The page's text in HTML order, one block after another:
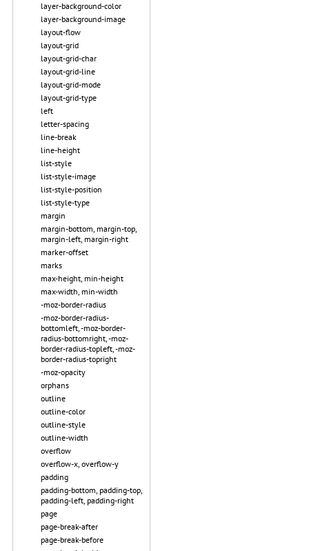
layer-background-color
layer-background-image
layout-flow
layout-grid
layout-grid-char
layout-grid-line
layout-grid-mode
layout-grid-type
left
letter-spacing
line-break
line-height
list-style
list-style-image
list-style-position
list-style-type
margin
margin-bottom, margin-top,
margin-left, margin-right
marker-offset
marks
max-height, min-height
max-width, min-width
-moz-border-radius
-moz-border-radius-
bottomleft, -moz-border-
radius-bottomright, -moz-
border-radius-topleft, -moz-
border-radius-topright
-moz-opacity
orphans
outline
outline-color
outline-style
outline-width
overflow
overflow-x, overflow-y
padding
padding-bottom, padding-top,
padding-left, padding-right
page
page-break-after
page-break-before